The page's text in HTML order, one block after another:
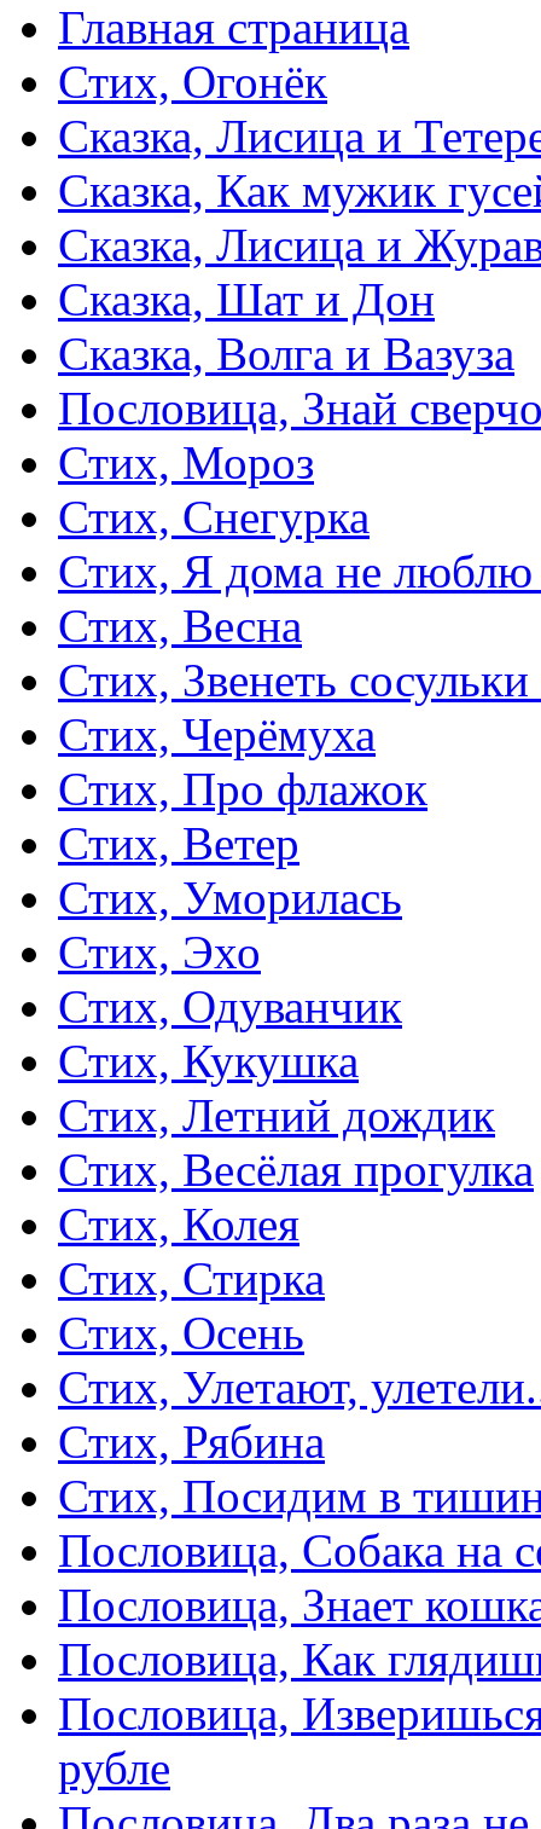
Главная страница
Стих, Огонёк
Сказка, Лисица и
Сказка, Как мужик
Сказка, Лисица и
Сказка, Шат и Дон
Сказка, Волга и Вазуза
Пословица, Знай
Стих, Мороз
Стих, Снегурка
Стих, Я дома не люблю
Стих, Весна
Стих, Звенеть сосульки
Стих, Черёмуха
Стих, Про флажок
Стих, Ветер
Стих, Уморилась
Стих, Эхо
Стих, Одуванчик
Стих, Кукушка
Стих, Летний дождик
Стих, Весёлая прогулка
Стих, Колея
Стих, Стирка
Стих, Осень
Стих, Улетают,
Стих, Рябина
Стих, Посидим в
Пословица, Собака на
Пословица, Знает
Пословица, Как
Пословица,
рубле